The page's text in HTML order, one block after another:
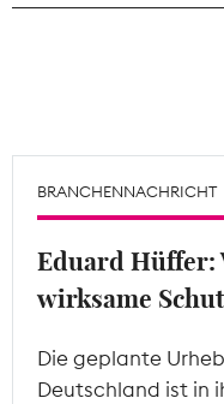
Mitgliederbereich
BRANCHENNACHRICHT
Eduard Hüffer:
wirksame
Die geplante
Deutschland ist in